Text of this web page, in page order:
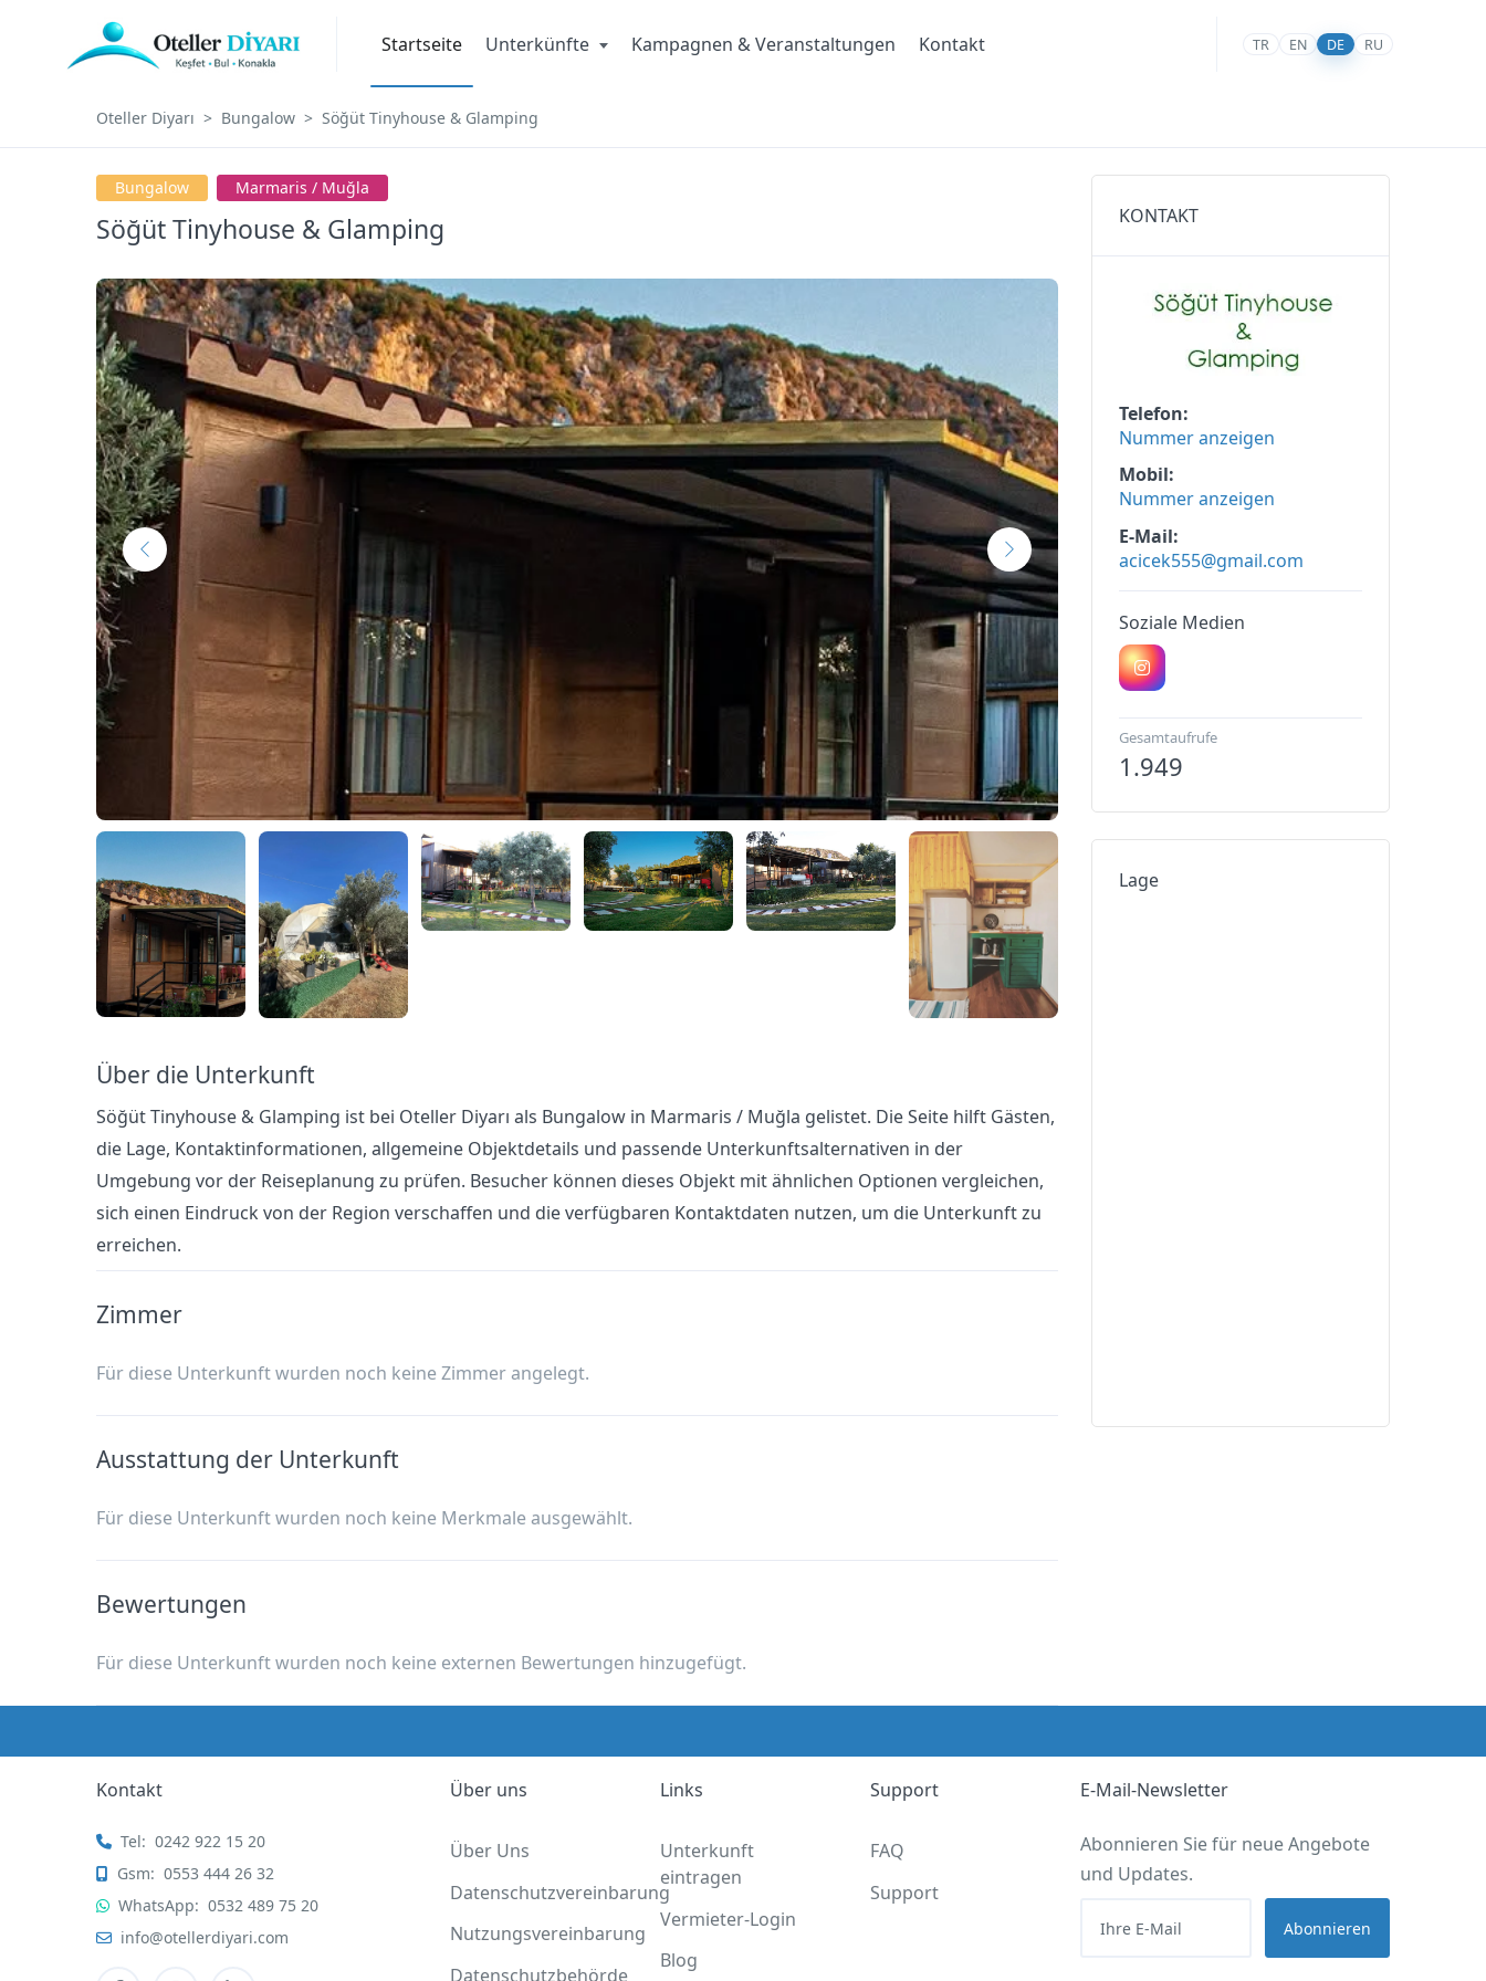
Startseite Unterkünfte Kampagnen & Veranstaltungen Kontakt TR EN DE RU
Oteller Diyarı Bungalow Söğüt Tinyhouse & Glamping
Bungalow Marmaris / Muğla
Söğüt Tinyhouse & Glamping
Über die Unterkunft
Söğüt Tinyhouse & Glamping ist bei Oteller Diyarı als Bungalow in Marmaris / Muğla gelistet. Die Seite hilft Gästen,
die Lage, Kontaktinformationen, allgemeine Objektdetails und passende Unterkunftsalternativen in der
Umgebung vor der Reiseplanung zu prüfen. Besucher können dieses Objekt mit ähnlichen Optionen vergleichen,
sich einen Eindruck von der Region verschaffen und die verfügbaren Kontaktdaten nutzen, um die Unterkunft zu
erreichen.
Zimmer
Für diese Unterkunft wurden noch keine Zimmer angelegt.
Ausstattung der Unterkunft
Für diese Unterkunft wurden noch keine Merkmale ausgewählt.
Bewertungen
Für diese Unterkunft wurden noch keine externen Bewertungen hinzugefügt.
KONTAKT
Telefon
Nummer anzeigen
Mobil
Nummer anzeigen
E-Mail
acicek555@gmail.com
Soziale Medien
Gesamtaufrufe
1.949
Lage
Kontakt
Tel: 0242 922 15 20
Gsm: 0553 444 26 32
WhatsApp: 0532 489 75 20
info@otellerdiyari.com
Über uns
Über Uns
Datenschutzvereinbarung
Nutzungsvereinbarung
Datenschutzbehörde
Links
Unterkunft
eintragen
Vermieter-Login
Blog
Support
FAQ
Support
E-Mail-Newsletter
Abonnieren Sie für neue Angebote
und Updates.
Abonnieren